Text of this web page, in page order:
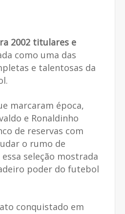
2002 titulares e
como uma das
e talentosas da
marcaram época,
e Ronaldinho
de reservas com
o rumo de
seleção mostrada
poder do futebol
conquistado em